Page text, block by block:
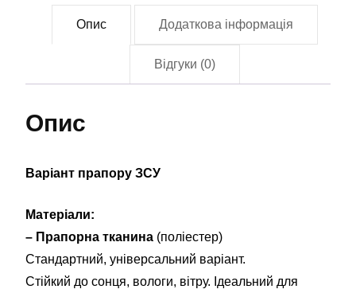
кількість
Опис Додаткова інформація
Відгуки (0)
Опис
Варіант прапору ЗСУ
Матеріали:
– Прапорна тканина (поліестер)
Стандартний, універсальний варіант.
Стійкий до сонця, вологи, вітру. Ідеальний для